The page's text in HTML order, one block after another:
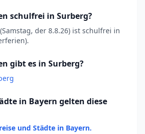
schulfrei in Surberg?
der 8.8.26) ist schulfrei in
gibt es in Surberg?
in Bayern gelten diese
und Städte in Bayern.